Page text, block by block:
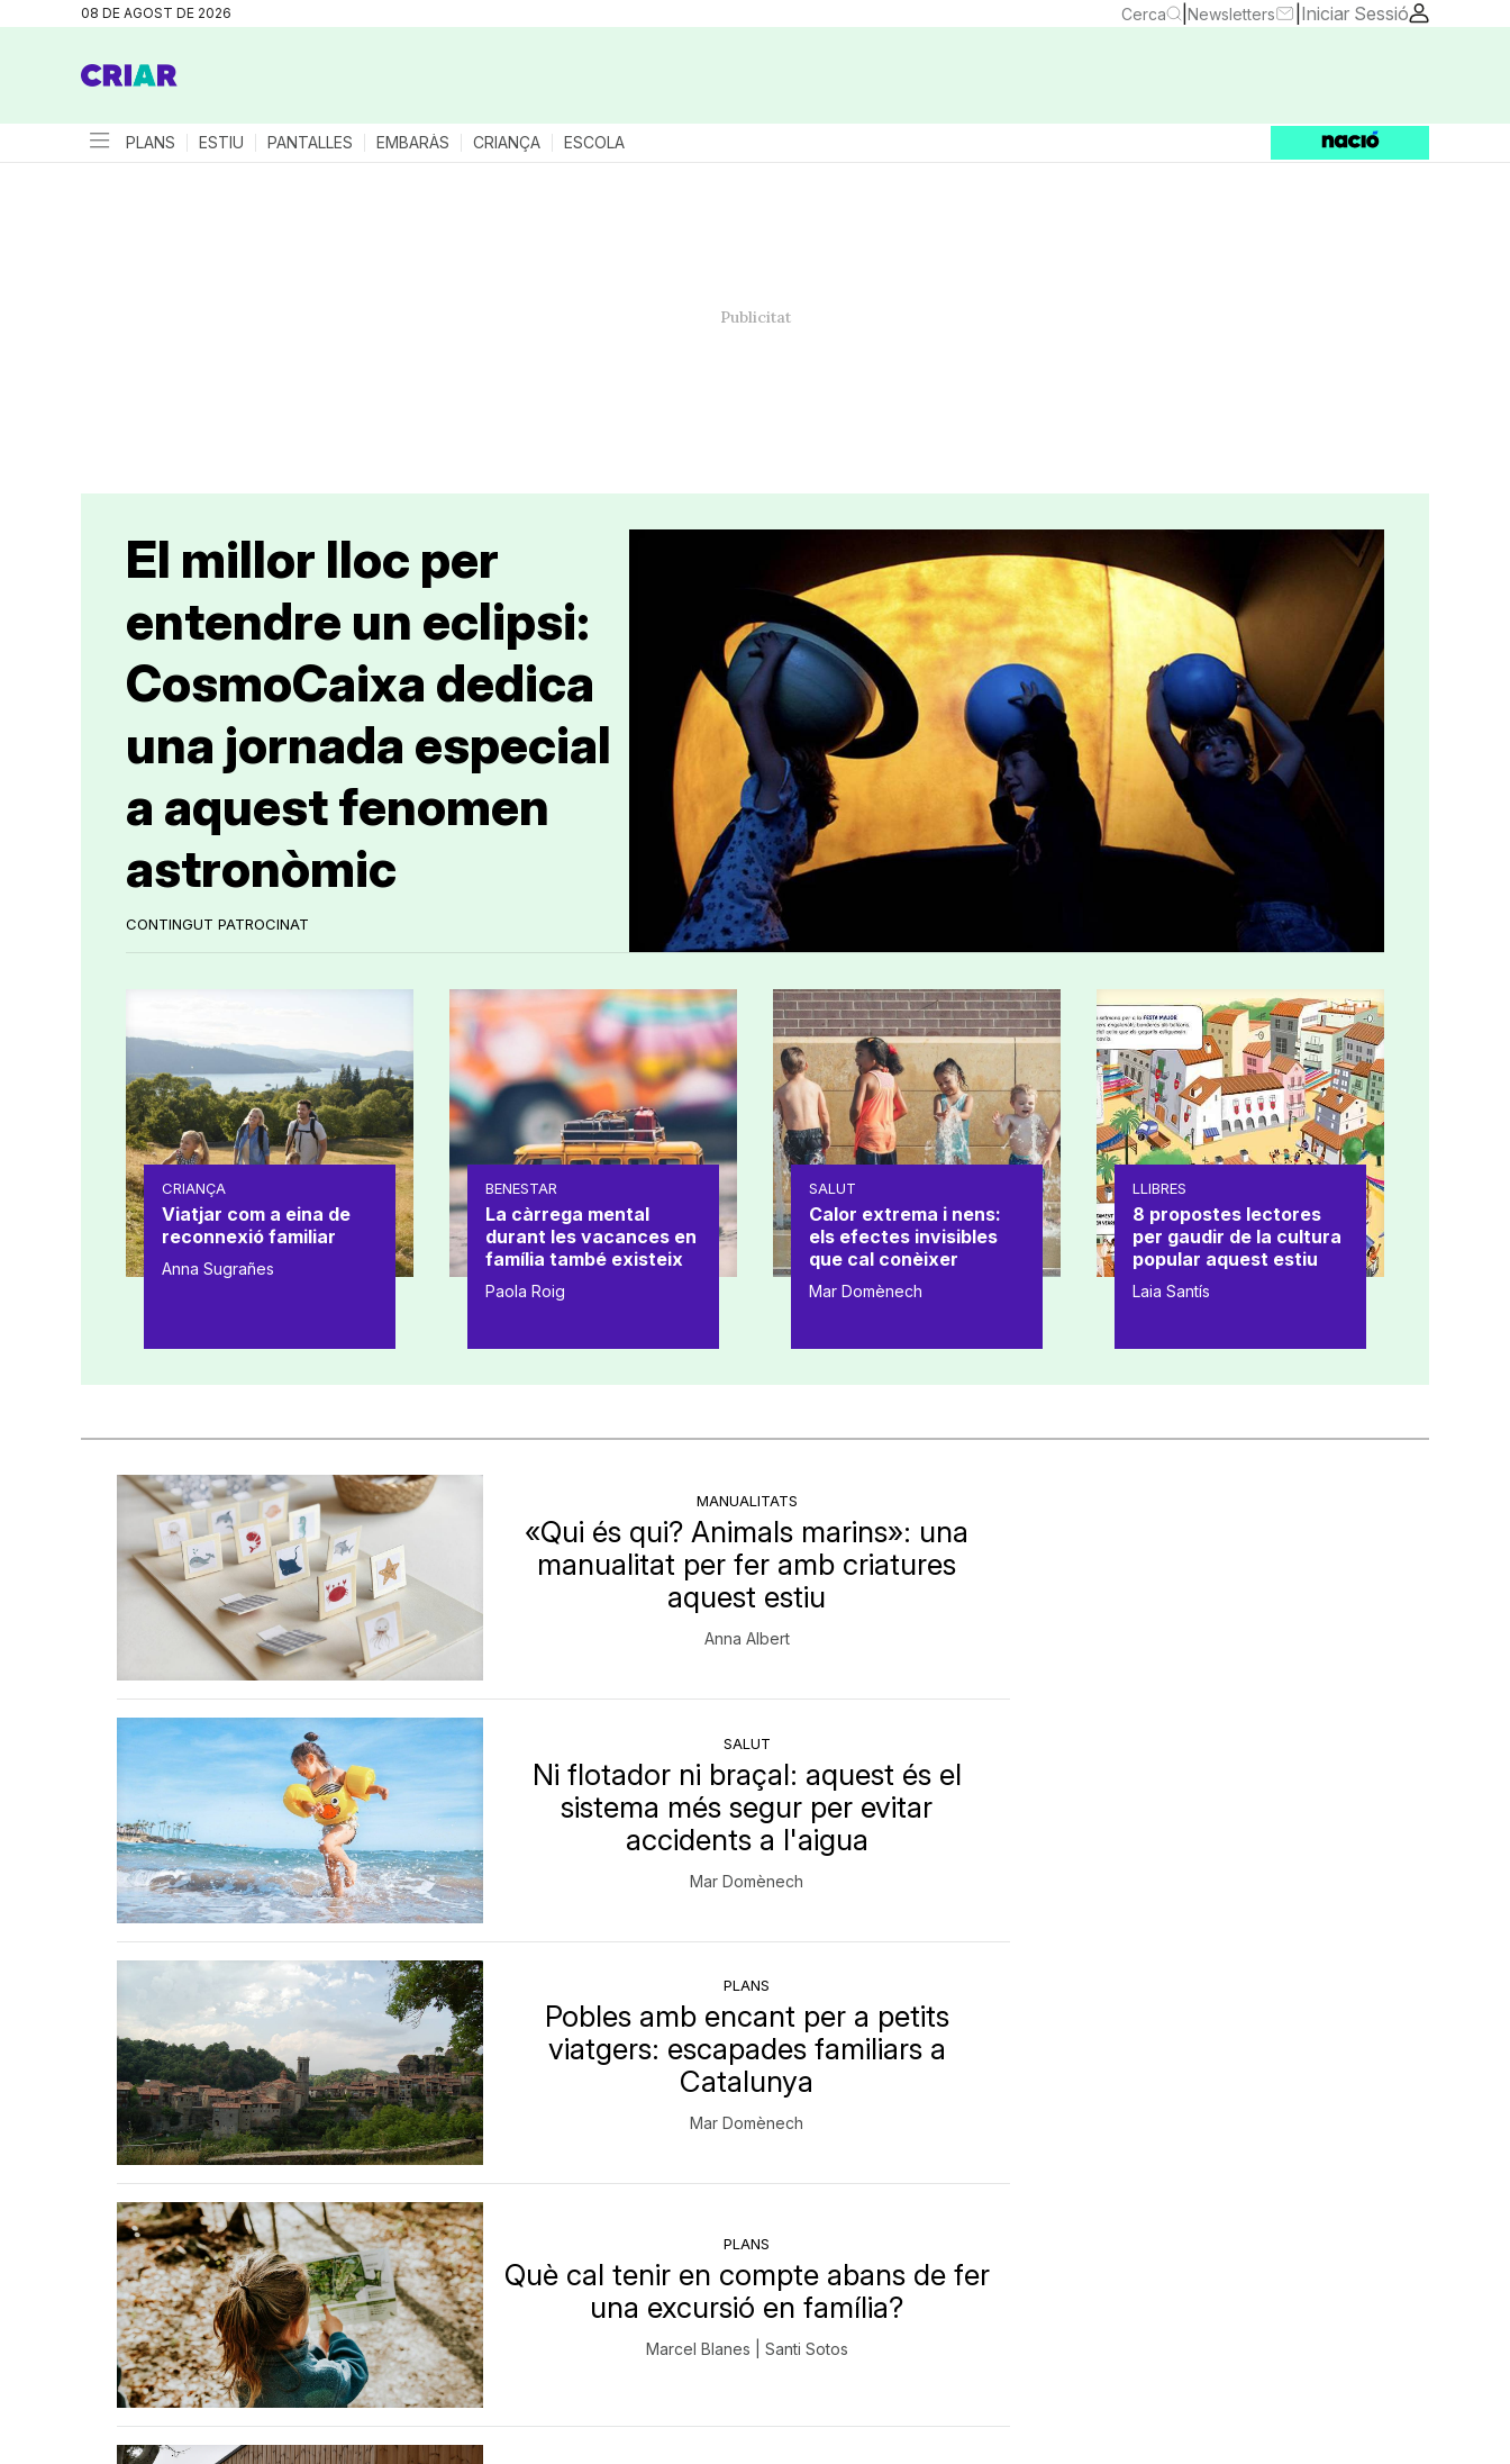
08 DE AGOST DE 2026 Cerca Newsletters Iniciar Sessió
PLANS ESTIU PANTALLES EMBARÀS CRIANÇA ESCOLA
CONTINGUT PATROCINAT
El millor lloc per
entendre un eclipsi:
CosmoCaixa dedica
una jornada especial
a aquest fenomen
astronòmic
CRIANÇA
Viatjar com a eina de
reconnexió familiar
Anna Sugrañes
BENESTAR
La càrrega mental
durant les vacances en
família també existeix
Paola Roig
SALUT
Calor extrema i nens:
els efectes invisibles
que cal conèixer
Mar Domènech
LLIBRES
8 propostes lectores
per gaudir de la cultura
popular aquest estiu
Laia Santís
MANUALITATS
«Qui és qui? Animals marins»: una
manualitat per fer amb criatures
aquest estiu
Anna Albert
SALUT
Ni flotador ni braçal: aquest és el
sistema més segur per evitar
accidents a l'aigua
Mar Domènech
PLANS
Pobles amb encant per a petits
viatgers: escapades familiars a
Catalunya
Mar Domènech
PLANS
Què cal tenir en compte abans de fer
una excursió en família?
Marcel Blanes | Santi Sotos